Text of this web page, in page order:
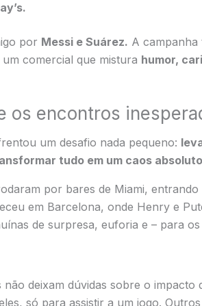
por Messi e Suárez. A campanha
comercial que mistura humor,
os encontros
um desafio nada pequeno:
tudo em um caos
por bares de Miami,
em Barcelona, onde Henry e
de surpresa, euforia e – para
deixam dúvidas sobre o
só para assistir a um jogo.